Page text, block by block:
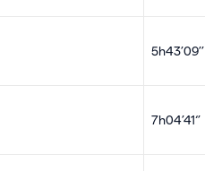
5h43’09’’
7h04’41‘’